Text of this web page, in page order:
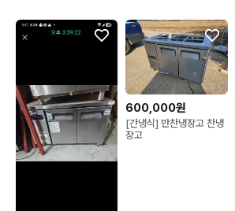
600,000원
[간냉식] 반찬냉장고 찬냉
장고